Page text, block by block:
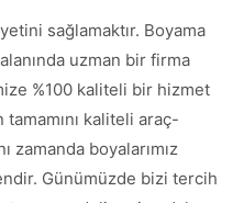
sağlamaktır. Boyama
uzman bir firma
%100 kaliteli bir hizmet
tamamını kaliteli araç-
zamanda boyalarımız
Günümüzde bizi tercih